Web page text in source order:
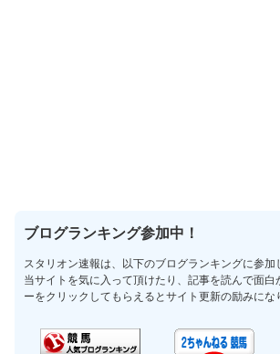
ブログランキング参加中！
スタリオン速報は、以下のブログランキングに参加
当サイトを気に入って頂けたり、記事を読んで面白
ーをクリックしてもらえるとサイト更新の励みにな